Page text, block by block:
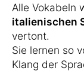
Alle Vokabeln
italienischen
vertont.
Sie lernen so
Klang der